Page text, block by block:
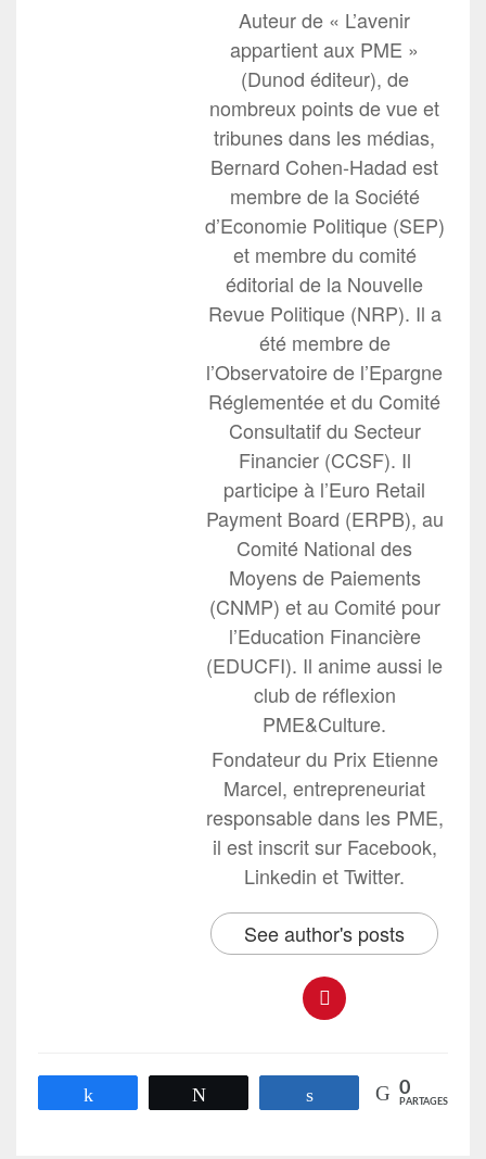
Auteur de « L’avenir
appartient aux PME »
(Dunod éditeur), de
nombreux points de vue et
tribunes dans les médias,
Bernard Cohen-Hadad est
membre de la Société
d’Economie Politique (SEP)
et membre du comité
éditorial de la Nouvelle
Revue Politique (NRP). Il a
été membre de
l’Observatoire de l’Epargne
Réglementée et du Comité
Consultatif du Secteur
Financier (CCSF). Il
participe à l’Euro Retail
Payment Board (ERPB), au
Comité National des
Moyens de Paiements
(CNMP) et au Comité pour
l’Education Financière
(EDUCFI). Il anime aussi le
club de réflexion
PME&Culture.
Fondateur du Prix Etienne
Marcel, entrepreneuriat
responsable dans les PME,
il est inscrit sur Facebook,
Linkedin et Twitter.
See author's posts
Partagez 0
PARTAGES